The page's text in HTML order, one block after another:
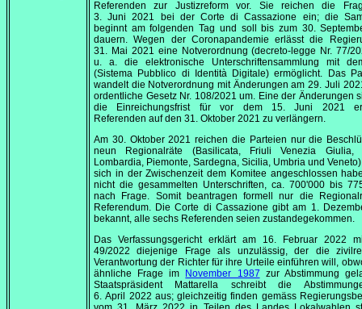
Referenden zur Justizreform vor. Sie reichen die
3. Juni 2021
bei derCorte di Cassazione
ein; die
beginnt am folgenden Tag und soll bis zum 30.
dauern. Wegen der Coronapandemie erlässt die
31. Mai 2021 eine Notverordnung (decreto-legge Nr. 77/
u. a. die elektronische Unterschriftensammlung mit
(Sistema Pubblico di Identità Digitale) ermöglicht. Das
wandelt die Notverordnung mit Änderungen am29. Juli
ordentliche Gesetz Nr. 108/2021 um. Eine der Änderungen
die Einreichungsfrist für vor dem 15. Juni 2021
Referenden auf den 31. Oktober 2021 zu verlängern.
Am 30. Oktober 2021 reichen die Parteien nur die
neun Regionalräte (Basilicata, Friuli Venezia Giulia,
Lombardia, Piemonte, Sardegna, Sicilia, Umbria und
sich in der Zwischenzeit dem Komitee angeschlossen
nicht die gesammelten Unterschriften, ca. 700'000 bis
nach Frage. Somit beantragen formell nur die
Referendum. DieCorte di Cassazione gibt am 1.
bekannt, alle sechs Referenden seien zustandegekommen.
Das Verfassungsgericht erklärt am 16. Februar 2022
49/2022 diejenige Frage als unzulässig, der die
Verantwortung der Richter für ihre Urteile einführen will,
ähnliche Frage im
November 1987 zur Abstimmung
Staatspräsident Mattarella schreibt die
6. April 2022 aus; gleichzeitig finden gemäss